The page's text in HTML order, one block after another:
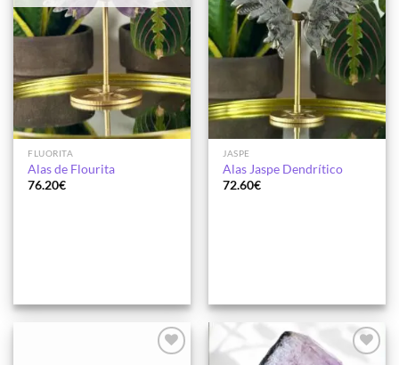
FLUORITA
Alas de Flourita
76.20€
JASPE
Alas Jaspe Dendrítico
72.60€